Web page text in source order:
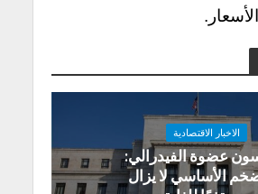
الاخبار الاقتصادية
عضوة الفيدرالي:
الأساسي لا يزال